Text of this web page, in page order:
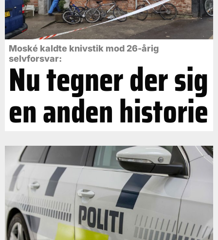
Moské kaldte knivstik mod 26-årig
selvforsvar:
Nu tegner der sig
en anden historie